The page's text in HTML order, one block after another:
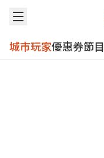
城市玩家優惠券節目